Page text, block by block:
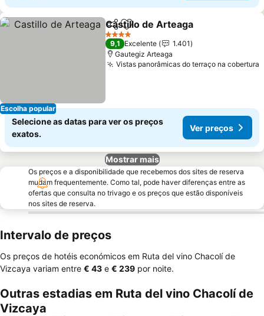
Escolha popular
PartilharAdicionar aos favoritos
Castillo de Arteaga
4 Estrelas
9,1 Excelente
1.401
Gautegiz Arteaga
Vistas panorâmicas do terraço na cobertura
Selecione as datas para ver os preços
exatos.
Ver preços
Mostrar mais
Os preços e a disponibilidade que recebemos dos sites de reserva
mudam frequentemente. Como tal, pode haver diferenças entre as
ofertas que consulta no trivago e os preços que estão disponíveis
nos sites de reserva.
Intervalo de preços
Os preços de hotéis económicos em Ruta del vino Chacolí de
Vizcaya variam entre ‎€ 43 e ‎€ 239 por noite.
Outras estadias em Ruta del vino Chacolí de
Vizcaya